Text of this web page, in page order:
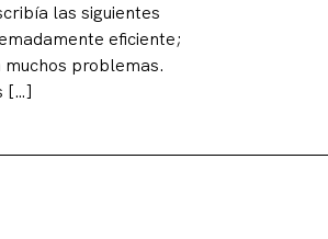
las siguientes
eficiente;
problemas.
[…]